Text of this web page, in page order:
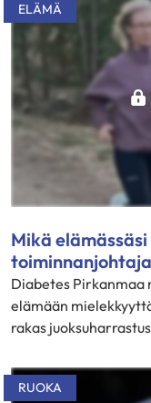
ELÄMÄ
Mikä
Diabetes Pirkanmaa
elämään
rakas
RUOKA